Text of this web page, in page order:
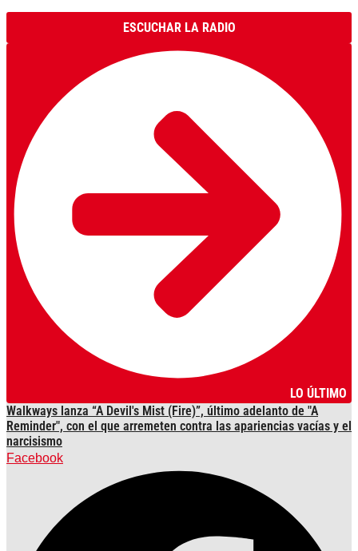
ESCUCHAR LA RADIO
LO ÚLTIMO
Walkways lanza “A Devil's Mist (Fire)”, último adelanto de "A
Reminder", con el que arremeten contra las apariencias vacías y el
narcisismo
Facebook